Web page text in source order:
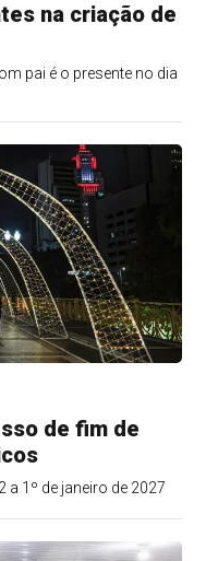
na criação de
pai é o presente no dia
de fim de
a 1º de janeiro de 2027